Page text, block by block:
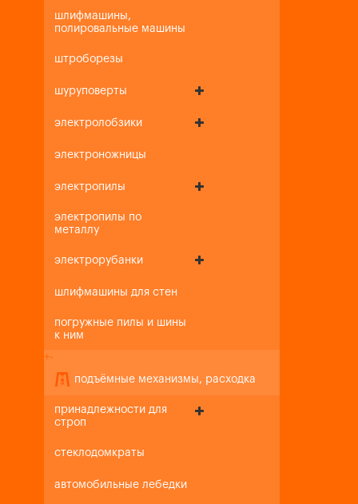
шлифмашины,
полировальные машины
штроборезы
шуруповерты
электролобзики
электроножницы
электропилы
электропилы по
металлу
электрорубанки
шлифмашины для стен
погружные пилы и шины
к ним
+-
подъёмные механизмы, расходка
принадлежности для
строп
стеклодомкраты
автомобильные лебедки